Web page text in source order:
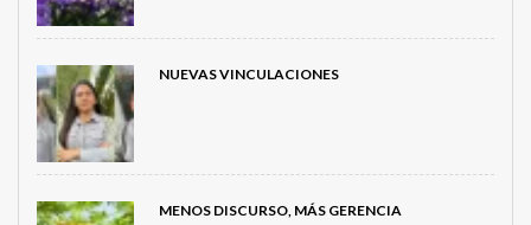
NUEVAS VINCULACIONES
MENOS DISCURSO, MÁS GERENCIA